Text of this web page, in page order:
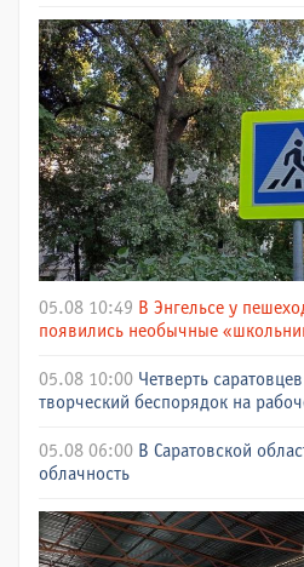
05.08 10:49 В Энгельсе у
появились необычные
05.08 10:00 Четверть
творческий беспорядок на
05.08 06:00 В Саратовской
облачность